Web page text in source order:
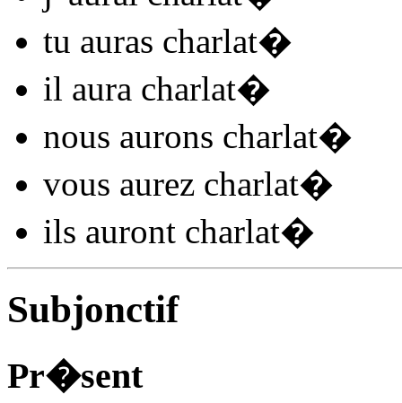
tu auras charlat�
il aura charlat�
nous aurons charlat�
vous aurez charlat�
ils auront charlat�
Subjonctif
Pr�sent